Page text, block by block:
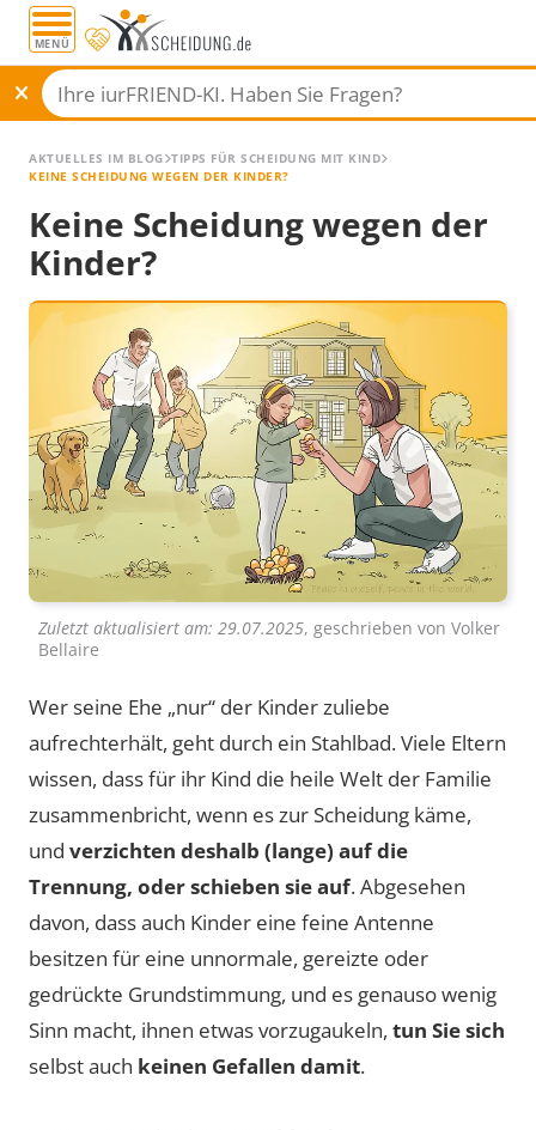
MENÜ
AKTUELLES IM BLOG TIPPS FÜR SCHEIDUNG MIT KIND
KEINE SCHEIDUNG WEGEN DER KINDER?
Keine Scheidung wegen der
Kinder?
Zuletzt aktualisiert am: 29.07.2025, geschrieben von Volker
Bellaire
Wer seine Ehe „nur“ der Kinder zuliebe
aufrechterhält, geht durch ein Stahlbad. Viele Eltern
wissen, dass für ihr Kind die heile Welt der Familie
zusammenbricht, wenn es zur Scheidung käme,
und verzichten deshalb (lange) auf die
Trennung, oder schieben sie auf. Abgesehen
davon, dass auch Kinder eine feine Antenne
besitzen für eine unnormale, gereizte oder
gedrückte Grundstimmung, und es genauso wenig
Sinn macht, ihnen etwas vorzugaukeln, tun Sie sich
selbst auch keinen Gefallen damit.